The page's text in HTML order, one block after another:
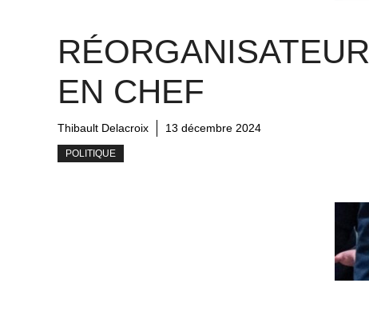
RÉORGANISATEUR
EN CHEF
Thibault Delacroix 13 décembre 2024
POLITIQUE